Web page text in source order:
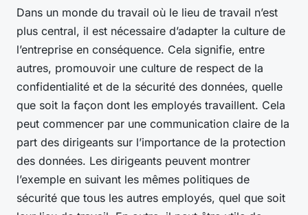
Dans un monde du travail où le lieu de travail n’est
plus central, il est nécessaire d’adapter la culture de
l’entreprise en conséquence. Cela signifie, entre
autres, promouvoir une culture de respect de la
confidentialité et de la sécurité des données, quelle
que soit la façon dont les employés travaillent. Cela
peut commencer par une communication claire de la
part des dirigeants sur l’importance de la protection
des données. Les dirigeants peuvent montrer
l’exemple en suivant les mêmes politiques de
sécurité que tous les autres employés, quel que soit